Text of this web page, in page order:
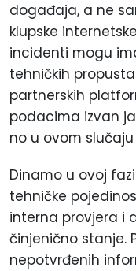
događaja, a ne
klupske
incidenti mogu
tehničkih
partnerskih
podacima izvan
no u ovom
Dinamo u ovoj
tehničke
interna provjera i
činjenično stanje.
nepotvrđenih